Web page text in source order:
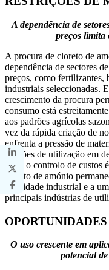
A dependência de
preços limita
A procura de cloreto de
dependência de sectores
preços, como fertilizantes,
industriais seleccionadas.
crescimento da procura
consumo está
aos padrões agrícolas
vez da rápida criação de
enfrenta a pressão de
padrões de utilização em
onde o controlo de
cloreto de amónio
actividade industrial e a
principais indústrias de
O uso crescente em
potencial